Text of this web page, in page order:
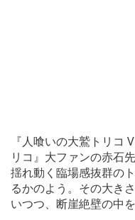
『人喰いの大鷲トリコ
リコ』大ファンの赤石
揺れ動く臨場感抜群の
るかのよう。その大き
いつつ、断崖絶壁の中